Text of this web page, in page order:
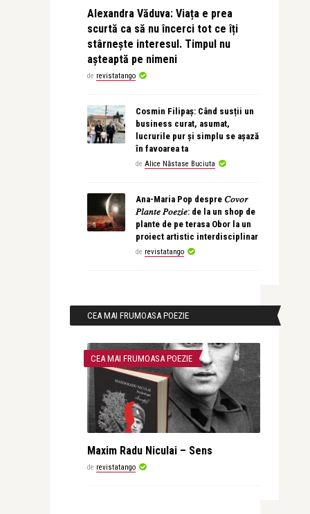
Alexandra Văduva: Viața e prea
scurtă ca să nu încerci tot ce îți
stârnește interesul. Timpul nu
așteaptă pe nimeni
de revistatango
Cosmin Filipaș: Când susții un
business curat, asumat,
lucrurile pur și simplu se așază
în favoarea ta
de Alice Năstase Buciuta
Ana-Maria Pop despre 𝐶𝑜𝑣𝑜𝑟
𝑃𝑙𝑎𝑛𝑡𝑒 𝑃𝑜𝑒𝑧𝑖𝑒: de la un shop de
plante de pe terasa Obor la un
proiect artistic interdisciplinar
de revistatango
CEA MAI FRUMOASA POEZIE
CEA MAI FRUMOASA POEZIE
Maxim Radu Niculai – Sens
de revistatango